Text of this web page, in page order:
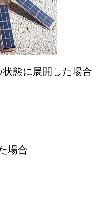
態に展開した場合
場合